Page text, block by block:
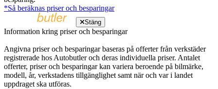
*Så beräknas priser och besparingar
Stäng
Information kring priser och besparingar
Angivna priser och besparingar baseras på offerter från verkstäder
registrerade hos Autobutler och deras individuella priser. Antalet
offerter, priser och besparingar kan variera beroende på bilmärke,
modell, år, verkstadens tillgänglighet samt när och var i landet
uppdraget ska utföras.